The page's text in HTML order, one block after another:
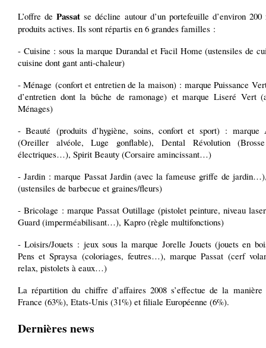
L’offre dePassat se décline autour d’un portefeuille d’environ 200
produits actives. Ils sont répartis en 6 grandes familles :
- Cuisine : sous la marque Durandal et Facil Home (ustensiles de
cuisine dont gant anti-chaleur)
- Ménage (confort et entretien de la maison) : marque Puissance
d’entretien dont la bûche de ramonage) et marque Liseré Vert
Ménages)
- Beauté (produits d’hygiène, soins, confort et sport) : marque
(Oreiller alvéole, Luge gonflable), Dental Révolution
électriques…), Spirit Beauty (Corsaire amincissant…)
- Jardin : marque Passat Jardin (avec la fameuse griffe de
(ustensiles de barbecue et graines/fleurs)
- Bricolage : marque Passat Outillage (pistolet peinture, niveau
Guard (imperméabilisant…), Kapro (règle multifonctions)
- Loisirs/Jouets : jeux sous la marque Jorelle Jouets (jouets en
Pens et Spraysa (coloriages, feutres…), marque Passat (cerf
relax, pistolets à eaux…)
La répartition du chiffre d’affaires 2008 s’effectue de la
France (63%), Etats-Unis (31%) et filiale Européenne (6%).
Dernières news